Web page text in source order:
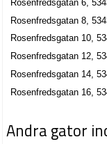
Rosenfredsgatan 6,
Rosenfredsgatan 8,
Rosenfredsgatan 10,
Rosenfredsgatan 12,
Rosenfredsgatan 14,
Rosenfredsgatan 16,
Andra gator